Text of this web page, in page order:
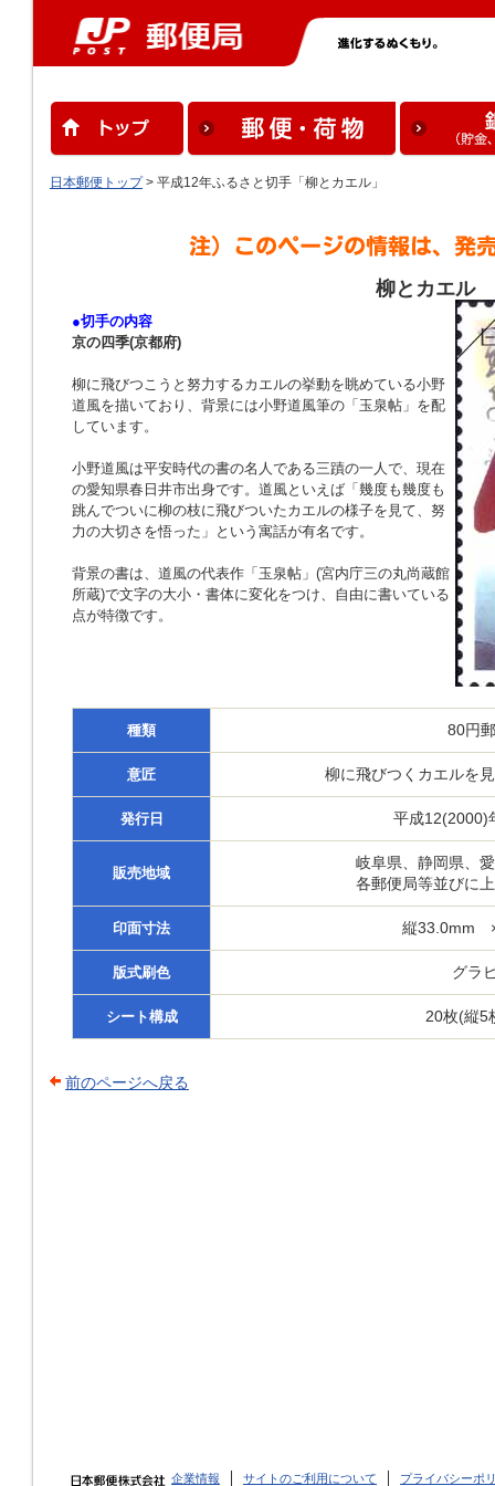
日本郵便トップ> 平成12年ふるさと切手「柳とカエル」
柳とカエル
●切手の内容
京の四季(京都府)
柳に飛びつこうと努力するカエルの挙動を眺めている小野
道風を描いており、背景には小野道風筆の「玉泉帖」を配
しています。
小野道風は平安時代の書の名人である三蹟の一人で、現在
の愛知県春日井市出身です。道風といえば「幾度も幾度も
跳んでついに柳の枝に飛びついたカエルの様子を見て、努
力の大切さを悟った」という寓話が有名です。
背景の書は、道風の代表作「玉泉帖」(宮内庁三の丸尚蔵館
所蔵)で文字の大小・書体に変化をつけ、自由に書いている
点が特徴です。
種類 80円
意匠 柳に飛びつくカエルを
発行日 平成12(2000)
販売地域
岐阜県、静岡県、
各郵便局等並びに
印面寸法 縦33.0mm
版式刷色 グラ
シート構成 20枚(縦5
前のページへ戻る
企業情報 サイトのご利用について
プライバシーポ